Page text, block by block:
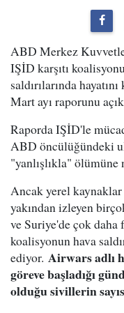
ABD Merkez
IŞİD karşıtı
saldırılarında
Mart ayı raporunu
Raporda IŞİD'le
ABD öncülüğündeki
"yanlışlıkla"
Ancak yerel kaynaklar
yakından izleyen
ve Suriye'de çok
koalisyonun hava
ediyor. Airwars adlı
göreve başladığı
olduğu sivillerin